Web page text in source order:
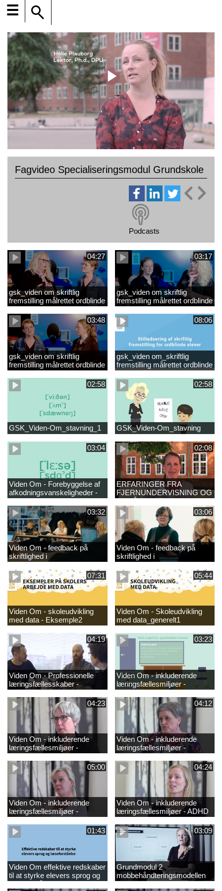
☰
Fagvideo Specialiseringsmodul Grundskole
Podcasts
04:27
gsk_viden om skriftlig
fremstilling målrettet ordblinde
opsummering.mp4
03:17
gsk_viden om skriftlig
fremstilling målrettet ordblinde
opsummering_Klip2.mp4
03:48
gsk_viden om skriftlig
fremstilling målrettet ordblinde
elever_Video 1
opsummering.mp4
08:06
gsk_viden om_skriftlig
fremstilling målrettet ordblinde
elever
02:58
GSK_Viden-Om_stavning_1
02:58
GSK_Viden-Om_stavning
03:04
Viden Om - Forebyggelse af
afkodningsvanskeligheder -
læsestart
02:08
ERFARINGER FRA
FJERNUNDERVISNING OG
GENÅBNING
03:32
Viden Om - feedback på
skriftlighed i
danskundervisningen -
GRUND_
03:06
Viden Om - feedback på
skriftlighed i
danskundervisningen
07:31
Viden Om - skoleudvikling
med data - Eksemple2
05:44
Viden Om - Skoleudvikling
med data_generelt1
04:19
Viden Om - Professionelle
læringsfællesskaber -
GRUND
03:23
Viden Om - inkluderende
læringsfællesmiljøer -
hørenedsættelse_2
04:23
Viden Om - inkluderende
læringsfællesmiljøer -
synsnedsættelse
04:12
Viden Om - inkluderende
læringsfællesmiljøer -
ordblindhed
05:00
Viden Om - inkluderende
læringsfællesmiljøer -
autisme
04:24
Viden Om - inkluderende
læringsfællesmiljøer - ADHD
01:43
Viden Om effektive redskaber
til at styrke elevers sprog og
læseforståels
03:09
Grundmodul 2
mobbehåndteringsmodellen